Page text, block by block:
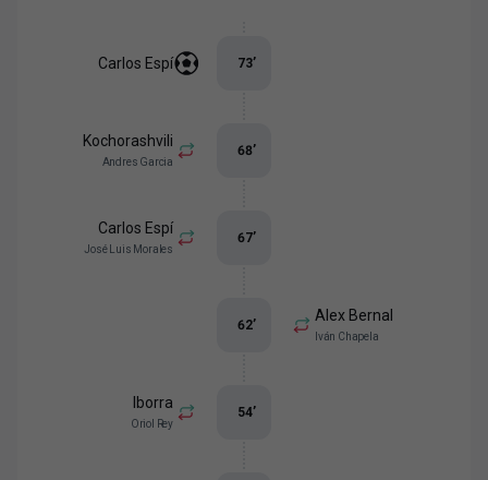
Carlos Espí 73’
Kochorashvili
Andres Garcia
68’
Carlos Espí
José Luis Morales
67’
Alex Bernal
Iván Chapela
62’
Iborra
Oriol Rey
54’